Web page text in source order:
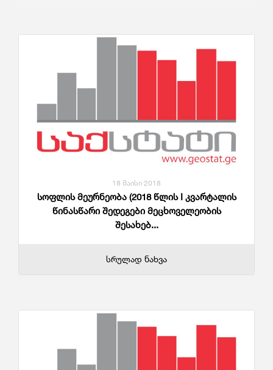
18 მაისი 2018
სოფლის მეურნეობა (2018 წლის I კვარტალის
წინასწარი შედეგები მეცხოველეობის
შესახებ...
სრულად ნახვა